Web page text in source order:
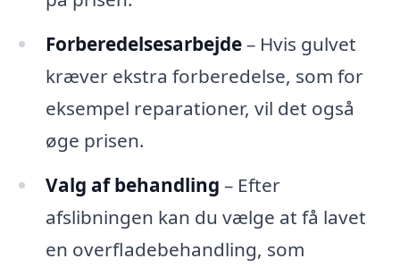
Forberedelsesarbejde– Hvis gulvet
kræver ekstra forberedelse, som for
eksempel reparationer, vil det også
øge prisen.
Valg af behandling – Efter
afslibningen kan du vælge at få lavet
en overfladebehandling, som